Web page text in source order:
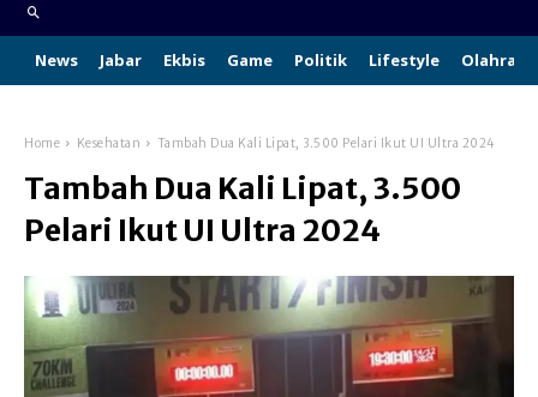
News Jabar Ekbis Game Politik Lifestyle Olahraga
Home Kesehatan Tambah Dua Kali Lipat, 3.500 Pelari Ikut UI Ultra 2024
Tambah Dua Kali Lipat, 3.500
Pelari Ikut UI Ultra 2024